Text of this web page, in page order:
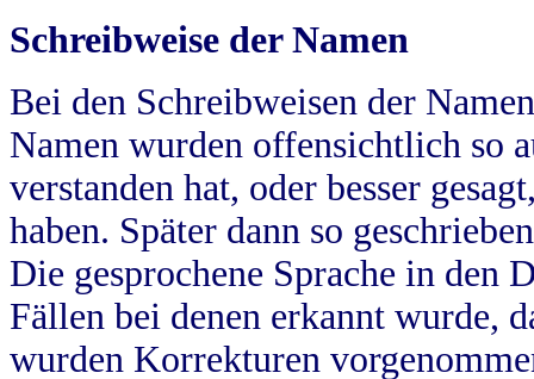
Schreibweise der Namen
Bei den Schreibweisen der
Namen wurden offensichtlich so
verstanden hat, oder besser
haben. Später dann so
Die gesprochene Sprache in
Fällen bei denen erkannt wurde,
wurden Korrekturen